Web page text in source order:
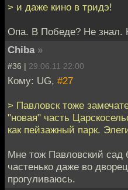
> и даже кино в тридэ!
Опа. В Победе? Не знал.
Chiba »
#36 | 29.06.11 22:00
Кому: UG, #27
> Павловск тоже
"новая" часть
как пейзажный парк.
Мне тож Павловский сад
частенько даже во
прогуливаюсь.